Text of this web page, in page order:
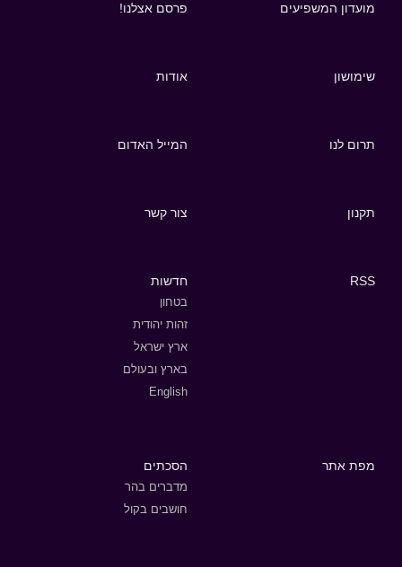
מועדון המשפיעים פרסם אצלנו!
שימושון אודות
תרום לנו המייל האדום
תקנון צור קשר
RSS חדשות
בטחון
זהות יהודית
ארץ ישראל
בארץ ובעולם
English
מפת אתר הסכתים
מדברים בהר
חושבים בקול